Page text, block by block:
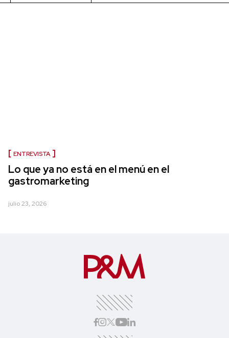
ENTREVISTA
Lo que ya no está en el menú en el
gastromarketing
julio 23, 2026